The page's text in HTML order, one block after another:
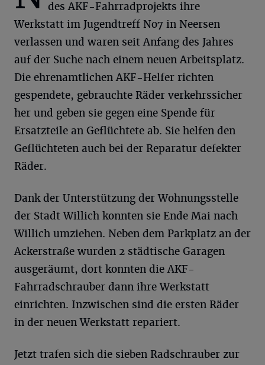
des AKF-Fahrradprojekts ihre
Werkstatt im Jugendtreff No7 in Neersen
verlassen und waren seit Anfang des Jahres
auf der Suche nach einem neuen Arbeitsplatz.
Die ehrenamtlichen AKF-Helfer richten
gespendete, gebrauchte Räder verkehrssicher
her und geben sie gegen eine Spende für
Ersatzteile an Geflüchtete ab. Sie helfen den
Geflüchteten auch bei der Reparatur defekter
Räder.
Dank der Unterstützung der Wohnungsstelle
der Stadt Willich konnten sie Ende Mai nach
Willich umziehen. Neben dem Parkplatz an der
Ackerstraße wurden 2 städtische Garagen
ausgeräumt, dort konnten die AKF-
Fahrradschrauber dann ihre Werkstatt
einrichten. Inzwischen sind die ersten Räder
in der neuen Werkstatt repariert.
Jetzt trafen sich die sieben Radschrauber zur